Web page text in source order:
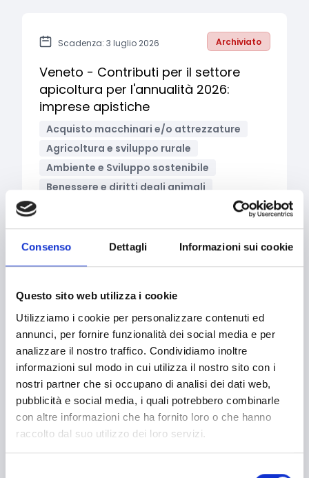
Consenso Dettagli Informazioni sui cookie
Questo sito web utilizza i cookie
Utilizziamo i cookie per personalizzare contenuti ed
annunci, per fornire funzionalità dei social media e per
analizzare il nostro traffico. Condividiamo inoltre
informazioni sul modo in cui utilizza il nostro sito con i
nostri partner che si occupano di analisi dei dati web,
pubblicità e social media, i quali potrebbero combinarle
con altre informazioni che ha fornito loro o che hanno
raccolto dal suo utilizzo dei loro servizi.
Scadenza: 3 luglio 2026 Archiviato
Veneto - Contributi per il settore
apicoltura per l'annualità 2026:
imprese apistiche
Acquisto macchinari e/o attrezzature
Agricoltura e sviluppo rurale
Ambiente e Sviluppo sostenibile
Benessere e diritti degli animali
Innovazione tecnologica,
Settore apistico
Sviluppo e promozione territoriale
Imprese
Liberi professionisti
Bandi regionali / locali
SETTORI
Abbigliamento